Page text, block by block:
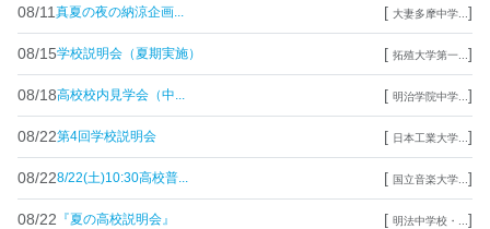
08/11 真夏の夜の納涼企画... [ 大妻多摩中学... ]
08/15学校説明会（夏期実施） [ 拓殖大学第一... ]
08/18高校校内見学会（中... [ 明治学院中学... ]
08/22第4回学校説明会 [ 日本工業大学... ]
08/228/22(土)10:30高校普... [ 国立音楽大学... ]
08/22 『夏の高校説明会』 [ 明法中学校・... ]